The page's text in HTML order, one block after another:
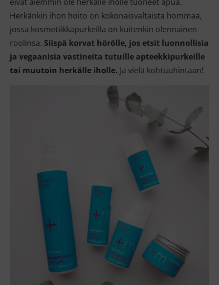
Herkänkin ihon hoito on kokonaisvaltaista hommaa,
jossa kosmetiikkapurkeilla on kuitenkin olennainen
roolinsa. Siispä korvat hörölle, jos etsit luonnollisia
ja vegaanisia vastineita tutuille apteekkipurkeille
tai muutoin herkälle iholle. Ja vielä kohtuuhintaan!